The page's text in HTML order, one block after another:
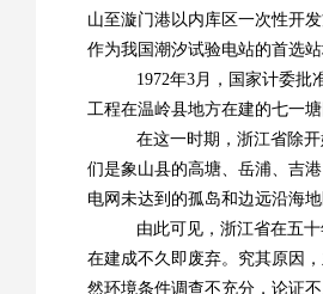
山至漩门港以内库区一次性开
作为我国潮汐试验电站的首选站
1972年3月，国家计委批
工程在温岭县地方在建的七一
在这一时期，浙江省除开
们是象山县的高塘、岳浦、吉
电网未达到的孤岛和边远沿海
由此可见，浙江省在五十
在建成不久即废弃。究其原因
然环境条件调查不充分，论证